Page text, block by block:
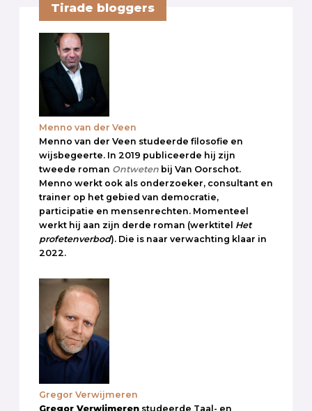
Tirade bloggers
Menno van der Veen
Menno van der Veen studeerde filosofie en
wijsbegeerte. In 2019 publiceerde hij zijn
tweede roman Ontweten bij Van Oorschot.
Menno werkt ook als onderzoeker, consultant en
trainer op het gebied van democratie,
participatie en mensenrechten. Momenteel
werkt hij aan zijn derde roman (werktitel Het
profetenverbod). Die is naar verwachting klaar in
2022.
Gregor Verwijmeren
Gregor Verwijmeren studeerde Taal- en